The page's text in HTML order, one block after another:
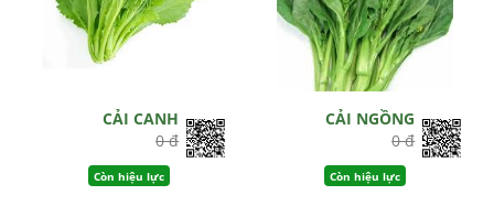
CẢI CANH
0 đ
Còn hiệu lực
CẢI NGỒNG
0 đ
Còn hiệu lực